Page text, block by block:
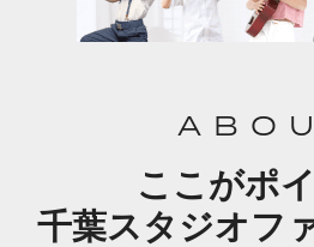
ここがポ
千葉スタジオフ